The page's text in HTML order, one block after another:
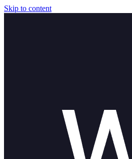
Skip to content